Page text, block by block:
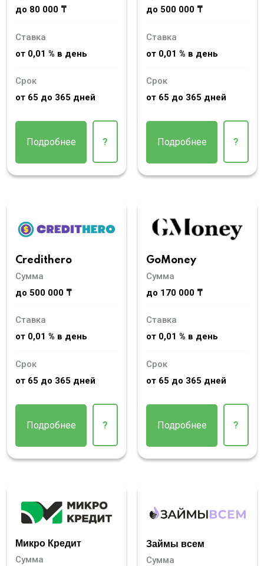
до 80 000 ₸
Ставка
от 0,01 % в день
Срок
от 65 до 365 дней
Подробнее ?
до 500 000 ₸
Ставка
от 0,01 % в день
Срок
от 65 до 365 дней
Подробнее ?
Credithero
Сумма
до 500 000 ₸
Ставка
от 0,01 % в день
Срок
от 65 до 365 дней
Подробнее ?
GoMoney
Сумма
до 170 000 ₸
Ставка
от 0,01 % в день
Срок
от 65 до 365 дней
Подробнее ?
Микро Кредит
Сумма
Займы всем
Сумма